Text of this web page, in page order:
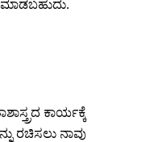
ಕಾರ್ಯಕ್ಕೆ
ರಚಿಸಲು ನಾವು